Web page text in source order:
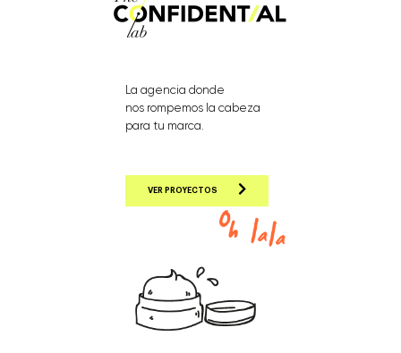
La agencia donde
nos rompemos la cabeza
para tu marca.
VER PROYECTOS